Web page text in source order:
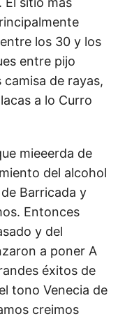
los 30 y los
entre pijo
de rayas,
a lo Curro
mieeerda de
del alcohol
Barricada y
Entonces
y del
a poner A
éxitos de
tono Venecia de
creimos